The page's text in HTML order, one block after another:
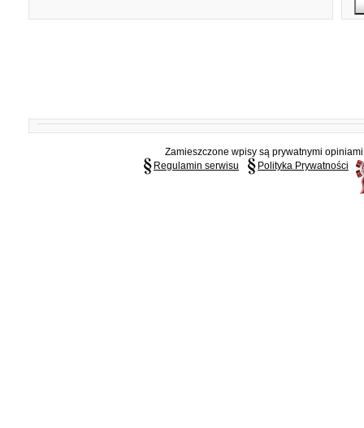
Zamieszczone wpisy są prywatnymi
Regulamin serwisu
Polityka Prywatności